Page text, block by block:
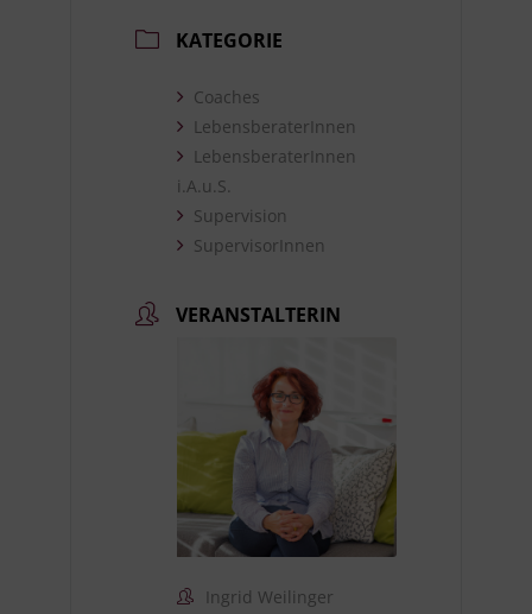
KATEGORIE
Coaches
LebensberaterInnen
LebensberaterInnen
i.A.u.S.
Supervision
SupervisorInnen
VERANSTALTERIN
Ingrid Weilinger